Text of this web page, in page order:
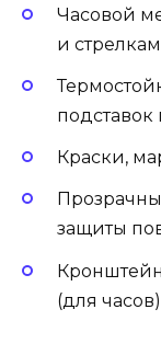
Часовой
и
подставок
Краски,
защиты
(для часов)